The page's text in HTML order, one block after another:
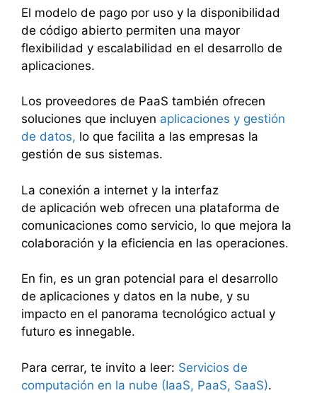
El modelo de pago por uso y la disponibilidad
de código abierto permiten una mayor
flexibilidad y escalabilidad en el desarrollo de
aplicaciones.
Los proveedores de PaaS también ofrecen
soluciones que incluyen aplicaciones y gestión
de datos, lo que facilita a las empresas la
gestión de sus sistemas.
La conexión a internet y la interfaz
de aplicación web ofrecen una plataforma de
comunicaciones como servicio, lo que mejora la
colaboración y la eficiencia en las operaciones.
En fin, es un gran potencial para el desarrollo
de aplicaciones y datos en la nube, y su
impacto en el panorama tecnológico actual y
futuro es innegable.
Para cerrar, te invito a leer: Servicios de
computación en la nube (IaaS, PaaS, SaaS).